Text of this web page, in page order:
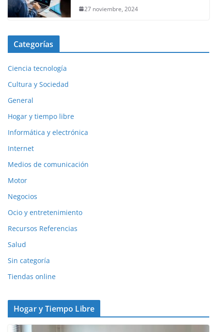
27 noviembre, 2024
Categorías
Ciencia tecnología
Cultura y Sociedad
General
Hogar y tiempo libre
Informática y electrónica
Internet
Medios de comunicación
Motor
Negocios
Ocio y entretenimiento
Recursos Referencias
Salud
Sin categoría
Tiendas online
Hogar y Tiempo Libre